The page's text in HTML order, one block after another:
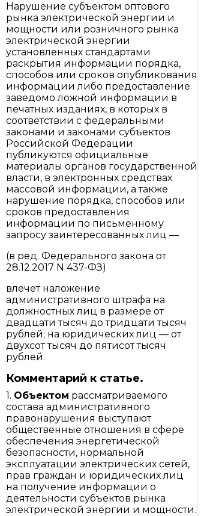
Нарушение субъектом оптового
рынка электрической энергии и
мощности или розничного рынка
электрической энергии
установленных стандартами
раскрытия информации порядка,
способов или сроков опубликования
информации либо предоставление
заведомо ложной информации в
печатных изданиях, в которых в
соответствии с федеральными
законами и законами субъектов
Российской Федерации
публикуются официальные
материалы органов государственной
власти, в электронных средствах
массовой информации, а также
нарушение порядка, способов или
сроков предоставления
информации по письменному
запросу заинтересованных лиц —
(в ред. Федерального закона от
28.12.2017 N 437-ФЗ)
влечет наложение
административного штрафа на
должностных лиц в размере от
двадцати тысяч до тридцати тысяч
рублей; на юридических лиц — от
двухсот тысяч до пятисот тысяч
рублей.
Комментарий к статье.
1. Объектом рассматриваемого
состава административного
правонарушения выступают
общественные отношения в сфере
обеспечения энергетической
безопасности, нормальной
эксплуатации электрических сетей,
прав граждан и юридических лиц
на получение информации о
деятельности субъектов рынка
электрической энергии и мощности.